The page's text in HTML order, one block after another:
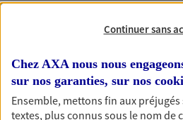
Accompagner les
professionnels et
entreprises
Comme vous, nous sommes des
bâtissons ensemble des
Continuer sans
Chez AXA nous nous
sur nos garanties, sur nos
Ensemble, mettons fin aux
textes, plus connus sous le nom de